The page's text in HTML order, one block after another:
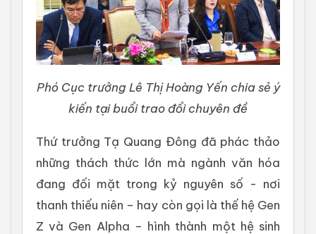
Phó Cục trưởng Lê Thị Hoàng Yến chia sẻ ý
kiến tại buổi trao đổi chuyên đề
Thứ trưởng Tạ Quang Đông đã phác thảo
những thách thức lớn mà ngành văn hóa
đang đối mặt trong kỷ nguyên số - nơi
thanh thiếu niên – hay còn gọi là thế hệ Gen
Z và Gen Alpha – hình thành một hệ sinh